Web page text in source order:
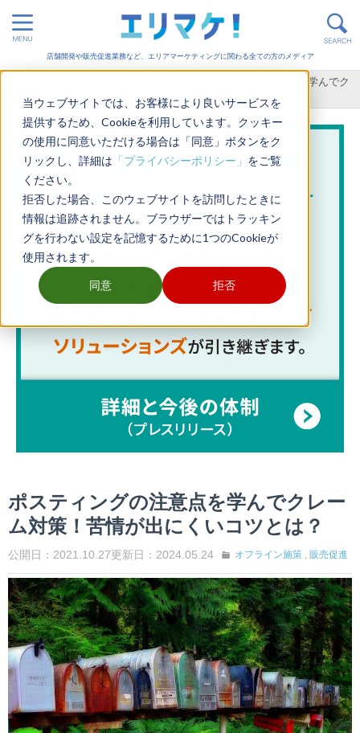
当ウェブサイトでは、お客様により良いサービスを
提供するため、Cookieを利用しています。クッキー
の使用に同意いただける場合は「同意」ボタンをク
リックし、詳細は 「プライバシーポリシー」 をご覧
ください。
拒否した場合、このウェブサイトを訪問したときに
情報は追跡されません。ブラウザーではトラッキン
グを行わない設定を記憶するために1つのCookieが
使用されます。
同意 拒否
店舗開発や販売促進業務など、エリアマーケティングに関わる全ての方のメディア
ポスティングの注意点を学んでク
レーム対策！苦情が出にくいコツとは？
ポスティングの注意点を学んでクレー
ム対策！苦情が出にくいコツとは？
公開日：2021.10.27更新日：2024.05.24 オフライン施策 , 販売促進